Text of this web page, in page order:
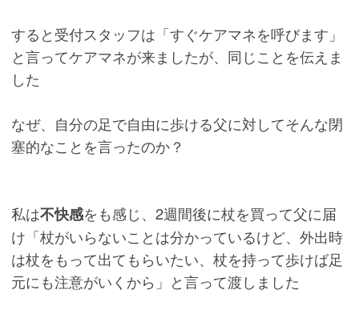
すると受付スタッフは「すぐケアマネを呼びます」
と言ってケアマネが来ましたが、同じことを伝えま
した
なぜ、自分の足で自由に歩ける父に対してそんな閉
塞的なことを言ったのか？
私は不快感をも感じ、2週間後に杖を買って父に届
け「杖がいらないことは分かっているけど、外出時
は杖をもって出てもらいたい、杖を持って歩けば足
元にも注意がいくから」と言って渡しました